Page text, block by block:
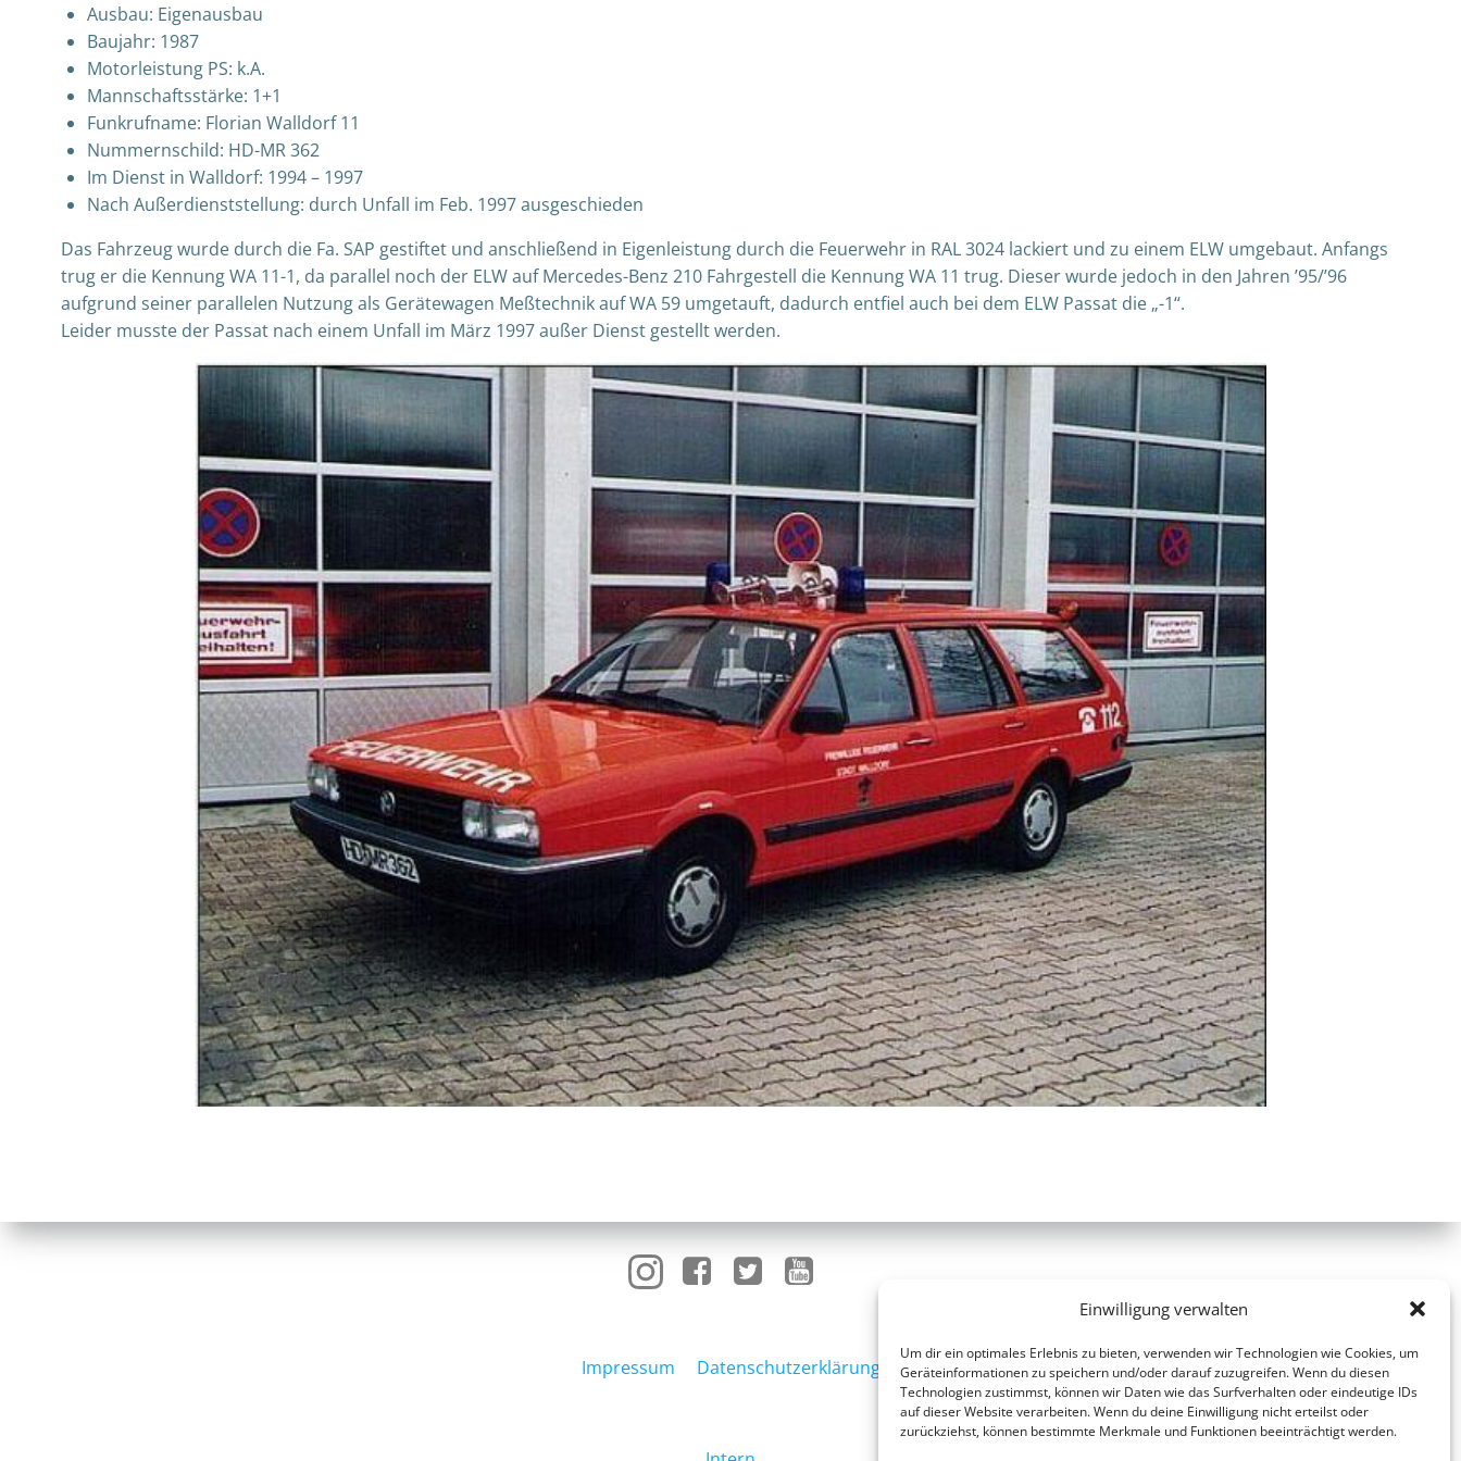
Einwilligung verwalten
Um dir ein optimales Erlebnis zu bieten, verwenden wir Technologien wie Cookies, um
Geräteinformationen zu speichern und/oder darauf zuzugreifen. Wenn du diesen
Technologien zustimmst, können wir Daten wie das Surfverhalten oder eindeutige IDs
auf dieser Website verarbeiten. Wenn du deine Einwilligung nicht erteilst oder
zurückziehst, können bestimmte Merkmale und Funktionen beeinträchtigt werden.
Ausbau: Eigenausbau
Baujahr: 1987
Motorleistung PS: k.A.
Mannschaftsstärke: 1+1
Funkrufname: Florian Walldorf 11
Nummernschild: HD-MR 362
Im Dienst in Walldorf: 1994 – 1997
Nach Außerdienststellung: durch Unfall im Feb. 1997 ausgeschieden
Das Fahrzeug wurde durch die Fa. SAP gestiftet und anschließend in Eigenleistung durch die Feuerwehr in RAL 3024 lackiert und zu einem ELW umgebaut. Anfangs
trug er die Kennung WA 11-1, da parallel noch der ELW auf Mercedes-Benz 210 Fahrgestell die Kennung WA 11 trug. Dieser wurde jedoch in den Jahren ’95/’96
aufgrund seiner parallelen Nutzung als Gerätewagen Meßtechnik auf WA 59 umgetauft, dadurch entfiel auch bei dem ELW Passat die „-1“.
Leider musste der Passat nach einem Unfall im März 1997 außer Dienst gestellt werden.
Impressum Datenschutzerklärung